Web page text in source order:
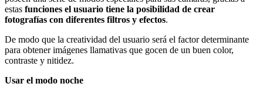
estas funciones el usuario tiene la posibilidad de crear
fotografías con diferentes filtros y efectos.
De modo que la creatividad del usuario será el factor determinante
para obtener imágenes llamativas que gocen de un buen color,
contraste y nitidez.
Usar el modo noche